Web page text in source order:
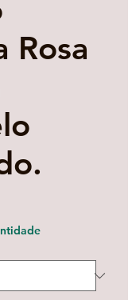
Rosa